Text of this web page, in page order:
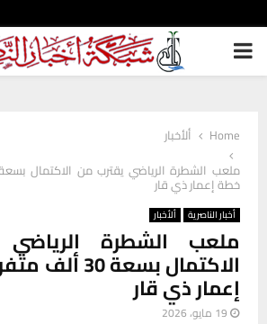
PRIMARY
Home
ألأخبار
خطة إعمار ذي قار
أخبار الناصرية ألأخبار
ملعب الشطرة
الاكتمال
إعمار ذي قار
19 مايو، 2026